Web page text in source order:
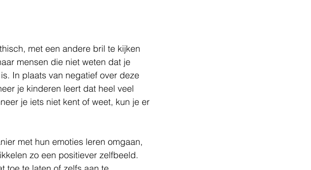
met een andere bril te kijken
mensen die niet weten dat je
In plaats van negatief over deze
je kinderen leert dat heel veel
je iets niet kent of weet, kun je er
met hun emoties leren omgaan,
zo een positiever zelfbeeld.